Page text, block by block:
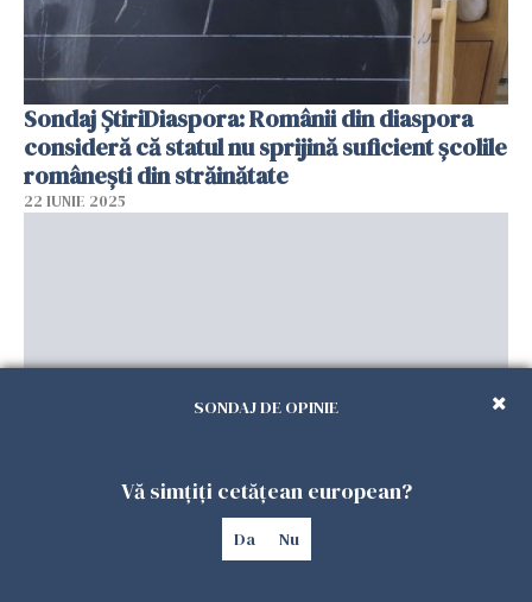
Sondaj ȘtiriDiaspora: Românii din diaspora
consideră că statul nu sprijină suficient școlile
românești din străinătate
22 IUNIE 2025
Sondaj: Peste 87% dintre români consideră
că identitatea națională nu poate fi păstrată
fără cunoașterea limbii române
SONDAJ DE OPINIE
Vă simțiți cetățean european?
Da Nu